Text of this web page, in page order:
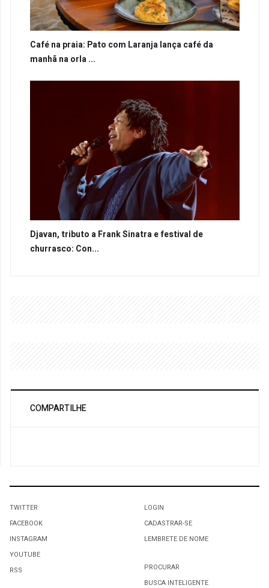
Café na praia: Pato com Laranja lança café da
manhã na orla ...
Djavan, tributo a Frank Sinatra e festival de
churrasco: Con...
COMPARTILHE
TWITTER
FACEBOOK
INSTAGRAM
YOUTUBE
RSS
LOGIN
CADASTRAR-SE
LEMBRETE DE NOME
PROCURAR
BUSCA INTELIGENTE